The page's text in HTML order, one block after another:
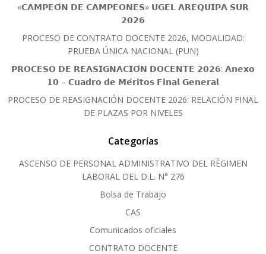
«𝗖𝗔𝗠𝗣𝗘𝗢́𝗡 𝗗𝗘 𝗖𝗔𝗠𝗣𝗘𝗢𝗡𝗘𝗦» 𝗨𝗚𝗘𝗟 𝗔𝗥𝗘𝗤𝗨𝗜𝗣𝗔 𝗦𝗨𝗥
𝟮𝟬𝟮𝟲
PROCESO DE CONTRATO DOCENTE 2026, MODALIDAD:
PRUEBA ÚNICA NACIONAL (PUN)
𝗣𝗥𝗢𝗖𝗘𝗦𝗢 𝗗𝗘 𝗥𝗘𝗔𝗦𝗜𝗚𝗡𝗔𝗖𝗜𝗢́𝗡 𝗗𝗢𝗖𝗘𝗡𝗧𝗘 𝟮𝟬𝟮𝟲: 𝗔𝗻𝗲𝘅𝗼
𝟭𝟬 – 𝗖𝘂𝗮𝗱𝗿𝗼 𝗱𝗲 𝗠𝗲́𝗿𝗶𝘁𝗼𝘀 𝗙𝗶𝗻𝗮𝗹 𝗚𝗲𝗻𝗲𝗿𝗮𝗹
PROCESO DE REASIGNACIÓN DOCENTE 2026: RELACIÓN FINAL
DE PLAZAS POR NIVELES
Categorías
ASCENSO DE PERSONAL ADMINISTRATIVO DEL RÈGIMEN
LABORAL DEL D.L. N° 276
Bolsa de Trabajo
CAS
Comunicados oficiales
CONTRATO DOCENTE